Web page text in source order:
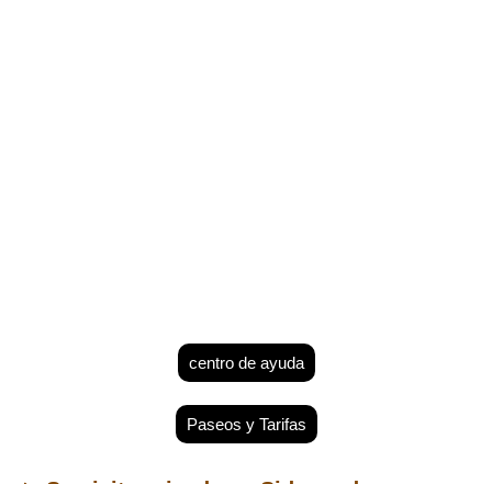
centro de ayuda
Paseos y Tarifas